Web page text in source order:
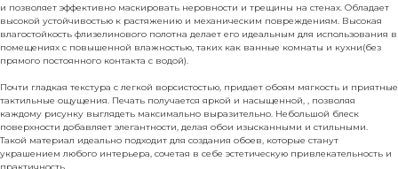
и позволяет эффективно маскировать неровности и трещины на стенах. Обладает
высокой устойчивостью к растяжению и механическим повреждениям. Высокая
влагостойкость флизелинового полотна делает его идеальным для использования в
помещениях с повышенной влажностью, таких как ванные комнаты и кухни(без
прямого постоянного контакта с водой).
Почти гладкая текстура с легкой ворсистостью, придает обоям мягкость и приятные
тактильные ощущения. Печать получается яркой и насыщенной, , позволяя
каждому рисунку выглядеть максимально выразительно. Небольшой блеск
поверхности добавляет элегантности, делая обои изысканными и стильными.
Такой материал идеально подходит для создания обоев, которые станут
украшением любого интерьера, сочетая в себе эстетическую привлекательность и